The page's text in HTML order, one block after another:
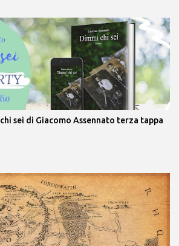
sei di Giacomo Assennato terza tappa